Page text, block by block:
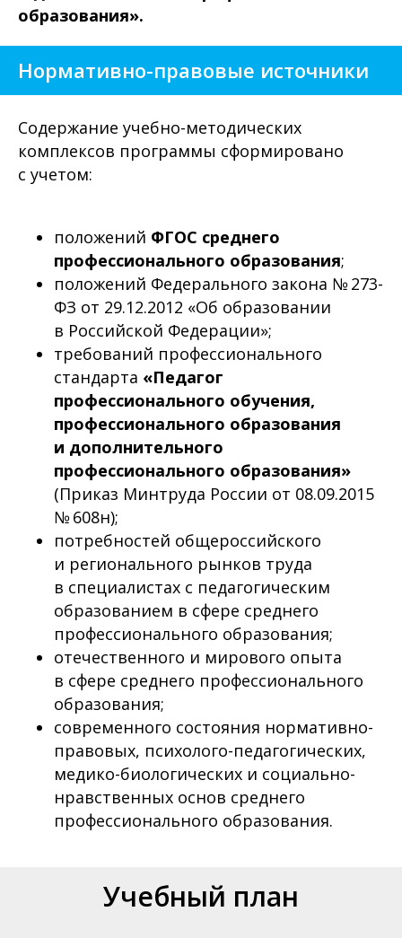
образования».
Нормативно-правовые источники
Содержание учебно-методических
комплексов программы сформировано
с учетом:
положений ФГОС среднего
профессионального образования;
положений Федерального закона № 273-
ФЗ от 29.12.2012 «Об образовании
в Российской Федерации»;
требований профессионального
стандарта «Педагог
профессионального обучения,
профессионального образования
и дополнительного
профессионального образования»
(Приказ Минтруда России от 08.09.2015
№ 608н);
потребностей общероссийского
и регионального рынков труда
в специалистах с педагогическим
образованием в сфере среднего
профессионального образования;
отечественного и мирового опыта
в сфере среднего профессионального
образования;
современного состояния нормативно-
правовых, психолого-педагогических,
медико-биологических и социально-
нравственных основ среднего
профессионального образования.
Учебный план